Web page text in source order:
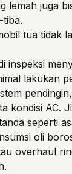
lemah juga
tiba.
tua tidak
inspeksi
lakukan
kondisi AC.
seperti
oli
overhaul